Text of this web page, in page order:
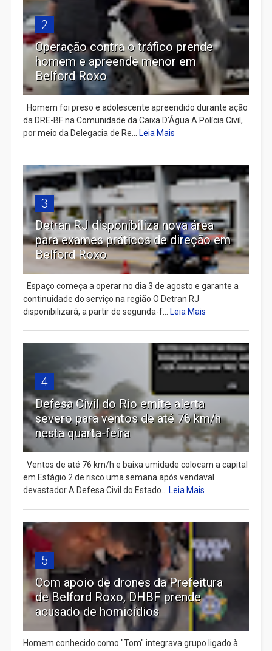
2
Operação contra o tráfico prende
homem e apreende menor em
Belford Roxo
Homem foi preso e adolescente apreendido durante ação
da DRE-BF na Comunidade da Caixa D’Água A Polícia Civil,
por meio da Delegacia de Re... Leia Mais
3
Detran RJ disponibiliza nova área
para exames práticos de direção em
Belford Roxo
Espaço começa a operar no dia 3 de agosto e garante a
continuidade do serviço na região O Detran RJ
disponibilizará, a partir de segunda-f... Leia Mais
4
Defesa Civil do Rio emite alerta
severo para ventos de até 76 km/h
nesta quarta-feira
Ventos de até 76 km/h e baixa umidade colocam a capital
em Estágio 2 de risco uma semana após vendaval
devastador A Defesa Civil do Estado... Leia Mais
5
Com apoio de drones da Prefeitura
de Belford Roxo, DHBF prende
acusado de homicídios
Homem conhecido como "Tom" integrava grupo ligado à